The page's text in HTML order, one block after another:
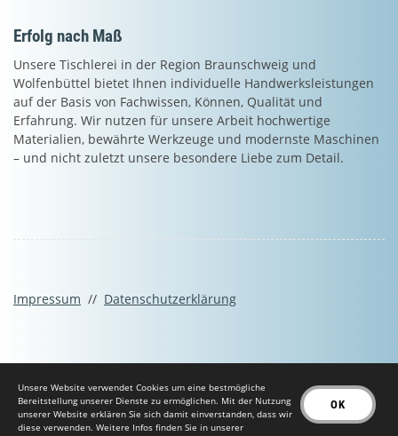
Erfolg nach Maß
Unsere Tischlerei in der Region Braunschweig und
Wolfenbüttel bietet Ihnen individuelle Handwerksleistungen
auf der Basis von Fachwissen, Können, Qualität und
Erfahrung. Wir nutzen für unsere Arbeit hochwertige
Materialien, bewährte Werkzeuge und modernste Maschinen
– und nicht zuletzt unsere besondere Liebe zum Detail.
Impressum // Datenschutzerklärung
© 2026 Tischlerei Wishöt
OK
Unsere Website verwendet Cookies um eine bestmögliche
Bereitstellung unserer Dienste zu ermöglichen. Mit der Nutzung
unserer Website erklären Sie sich damit einverstanden, dass wir
diese verwenden. Weitere Infos finden Sie in unserer